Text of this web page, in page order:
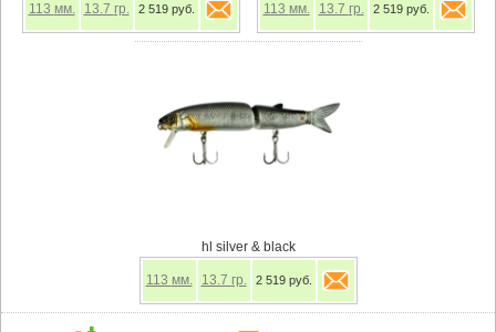
113 мм. 13.7 гр. 2 519 руб. 113 мм. 13.7 гр. 2 519 руб.
hl silver & black
113 мм. 13.7 гр. 2 519 руб.